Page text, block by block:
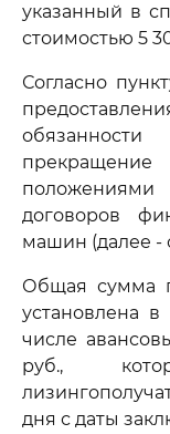
указанный в
стоимостью 5
Согласно
договоров
машин (далее -
Общая сумма
установлена
числе
руб.,
дня с даты